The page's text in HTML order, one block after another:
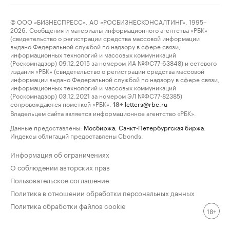
© ООО «БИЗНЕСПРЕСС», АО «РОСБИЗНЕСКОНСАЛТИНГ», 1995–
2026. Сообщения и материалы информационного агентства «РБК»
(свидетельство о регистрации средства массовой информации
выдано Федеральной службой по надзору в сфере связи,
информационных технологий и массовых коммуникаций
(Роскомнадзор) 09.12.2015 за номером ИА №ФС77-63848) и сетевого
издания «РБК» (свидетельство о регистрации средства массовой
информации выдано Федеральной службой по надзору в сфере связи,
информационных технологий и массовых коммуникаций
(Роскомнадзор) 03.12.2021 за номером ЭЛ №ФС77-82385)
сопровождаются пометкой «РБК».
18+ letters@rbc.ru
Владельцем сайта является информационное агентство «РБК».
Данные предоставлены: Мосбиржа Санкт-Петербургская биржа
Индексы облигаций предоставлены Cbonds.
Информация об ограничениях
О соблюдении авторских прав
Пользовательское соглашение
Политика в отношении обработки персональных данных
Политика обработки файлов cookie
18+